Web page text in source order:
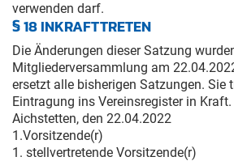
verwenden darf.
§ 18 INKRAFTTRETEN
Die Änderungen dieser Satzung
Mitgliederversammlung am
ersetzt alle bisherigen Satzungen. Sie
Eintragung ins Vereinsregister in Kraft.
Aichstetten, den 22.04.2022
1.Vorsitzende(r)
1. stellvertretende Vorsitzende(r)